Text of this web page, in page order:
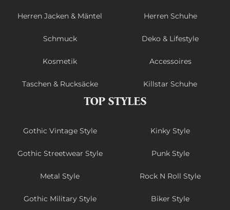
Herren Jacken & Mäntel Herren Schuhe
Schmuck Deko & Lifestyle
Kosmetik Accessoires
Taschen & Rucksäcke Killstar Schuhe
TOP STYLES
Gothic Vintage Style Kinky Style
Gothic Streetwear Style Punk Style
Metal Style Rock N Roll Style
Gothic Military Style Biker Style